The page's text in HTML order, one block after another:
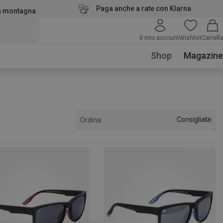
montagna Paga anche a rate con Klarna
Il mio accountWishlistCarrello
Shop Magazine
Ordina Consigliato